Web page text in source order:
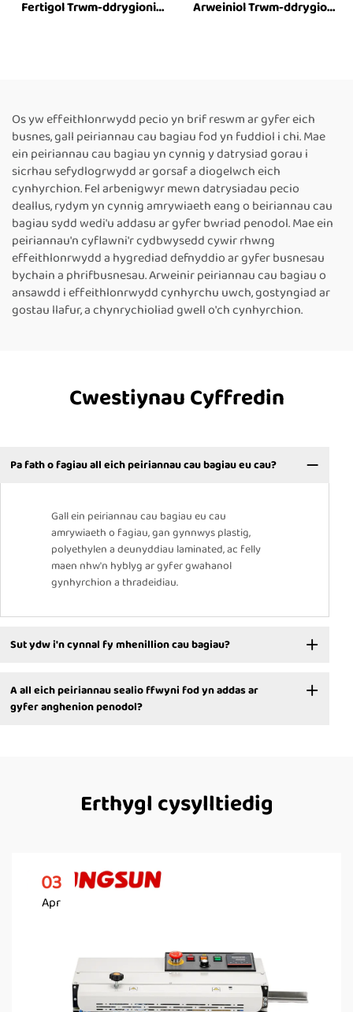
Fertigol Trwm-ddrygioni
Peiriannau Tôgio Thermol
Arweiniol ar gyfer Pecynu
Bwyd
Arweiniol Trwm-ddrygioni
Tôgio Band Parhaus
Thermol
Os yw effeithlonrwydd pecio yn brif reswm ar gyfer eich
busnes, gall peiriannau cau bagiau fod yn fuddiol i chi. Mae
ein peiriannau cau bagiau yn cynnig y datrysiad gorau i
sicrhau sefydlogrwydd ar gorsaf a diogelwch eich
cynhyrchion. Fel arbenigwyr mewn datrysiadau pecio
deallus, rydym yn cynnig amrywiaeth eang o beiriannau cau
bagiau sydd wedi'u addasu ar gyfer bwriad penodol. Mae ein
peiriannau'n cyflawni'r cydbwysedd cywir rhwng
effeithlonrwydd a hygrediad defnyddio ar gyfer busnesau
bychain a phrifbusnesau. Arweinir peiriannau cau bagiau o
ansawdd i effeithlonrwydd cynhyrchu uwch, gostyngiad ar
gostau llafur, a chynrychioliad gwell o'ch cynhyrchion.
Cwestiynau Cyffredin
Pa fath o fagiau all eich peiriannau cau bagiau eu cau?
Gall ein peiriannau cau bagiau eu cau
amrywiaeth o fagiau, gan gynnwys plastig,
polyethylen a deunyddiau laminated, ac felly
maen nhw'n hyblyg ar gyfer gwahanol
gynhyrchion a thradeidiau.
Sut ydw i'n cynnal fy mhenillion cau bagiau?
A all eich peiriannau sealio ffwyni fod yn addas ar
gyfer anghenion penodol?
Erthygl cysylltiedig
03
Apr